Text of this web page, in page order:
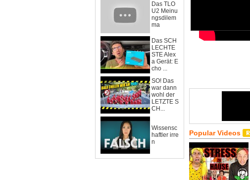
Das TLO
U2 Meinu
ngsdilem
ma
Das SCH
LECHTE
STE Alex
a Gerät: E
cho ...
SO! Das
war dann
wohl der
LETZTE S
CH...
Wissensc
haftler irre
n
Popular Videos